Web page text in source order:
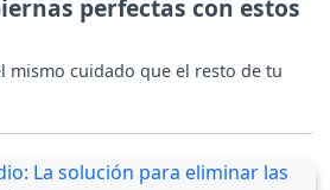
perfectas con estos
mismo cuidado que el resto de tu